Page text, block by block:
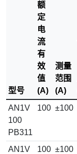
型号
额
定
电
流
有
效
值
(A)
测量
范围
(A)
AN1V
100
PB311
100 ±100
AN1V 100 ±100